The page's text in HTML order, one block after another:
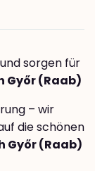
sorgen für
Győr (Raab)
– wir
die schönen
Győr (Raab)